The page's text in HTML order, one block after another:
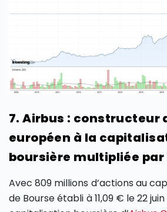
7. Airbus : constructeur
européen à la
boursière multipliée par
Avec 809 millions d’actions au
de Bourse établi à 11,09 € le 22